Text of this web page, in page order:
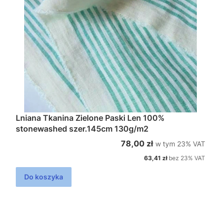
Lniana Tkanina Zielone Paski Len 100%
stonewashed szer.145cm 130g/m2
Cena brutto
78,00 zł w tym %s VAT
w tym 23% VAT
Cena netto
63,41 zł bez 23% VAT
Do koszyka